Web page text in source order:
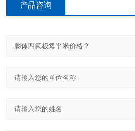
产品咨询